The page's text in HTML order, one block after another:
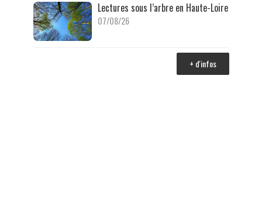
Lectures sous l’arbre en Haute-Loire
07/08/26
+ d'infos